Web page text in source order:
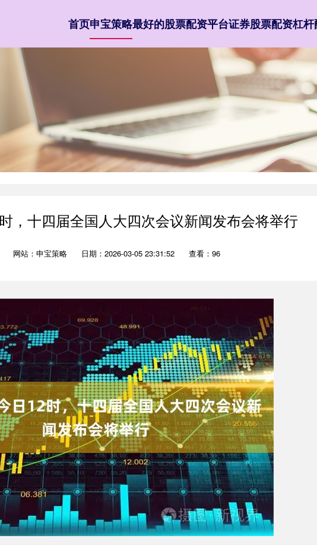
首页申宝策略最好的股票配资平台证券股票配资杠杆
，十四届全国人大四次会议新闻发布会将举行
网站：申宝策略 日期：2026-03-05 23:31:52 查看：96
200.89 1.42% 沪深300 4694.44 43.13